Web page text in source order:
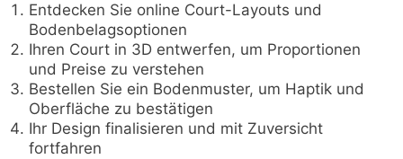
Entdecken Sie online Court-Layouts und
Bodenbelagsoptionen
Ihren Court in 3D entwerfen, um Proportionen
und Preise zu verstehen
Bestellen Sie ein Bodenmuster, um Haptik und
Oberfläche zu bestätigen
Ihr Design finalisieren und mit Zuversicht
fortfahren